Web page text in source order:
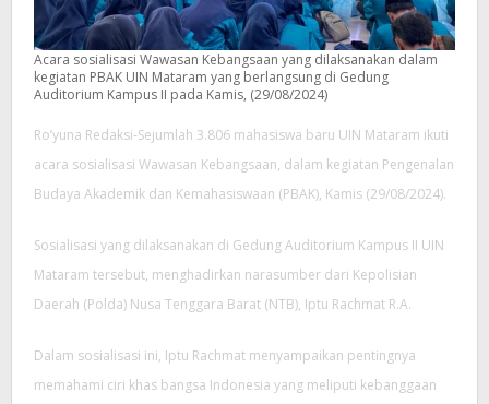
Acara sosialisasi Wawasan Kebangsaan yang dilaksanakan dalam
kegiatan PBAK UIN Mataram yang berlangsung di Gedung
Auditorium Kampus II pada Kamis, (29/08/2024)
Ro’yuna Redaksi-Sejumlah 3.806 mahasiswa baru UIN Mataram ikuti
acara sosialisasi Wawasan Kebangsaan, dalam kegiatan Pengenalan
Budaya Akademik dan Kemahasiswaan (PBAK), Kamis (29/08/2024).
Sosialisasi yang dilaksanakan di Gedung Auditorium Kampus II UIN
Mataram tersebut, menghadirkan narasumber dari Kepolisian
Daerah (Polda) Nusa Tenggara Barat (NTB), Iptu Rachmat R.A.
Dalam sosialisasi ini, Iptu Rachmat menyampaikan pentingnya
memahami ciri khas bangsa Indonesia yang meliputi kebanggaan